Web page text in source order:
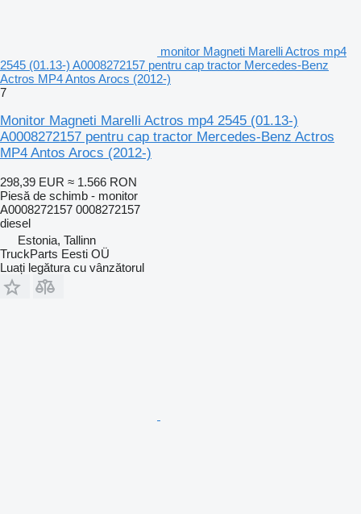
monitor Magneti Marelli Actros mp4
2545 (01.13-) A0008272157 pentru cap tractor Mercedes-Benz
Actros MP4 Antos Arocs (2012-)
7
Monitor Magneti Marelli Actros mp4 2545 (01.13-)
A0008272157 pentru cap tractor Mercedes-Benz Actros
MP4 Antos Arocs (2012-)
298,39 EUR ≈ 1.566 RON
Piesă de schimb - monitor
A0008272157 0008272157
diesel
Estonia, Tallinn
TruckParts Eesti OÜ
Luați legătura cu vânzătorul